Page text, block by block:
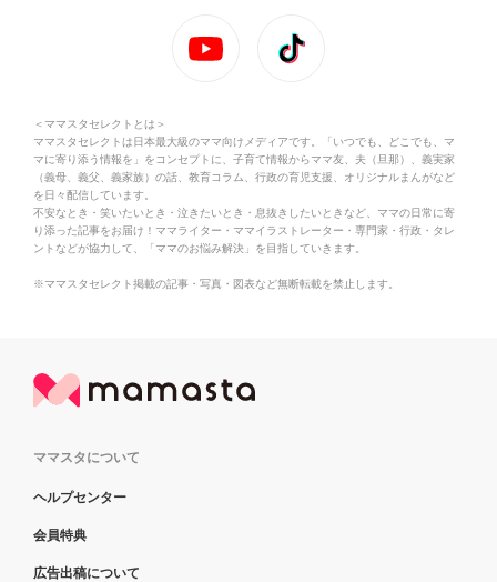
＜ママスタセレクトとは＞
ママスタセレクトは日本最大級のママ向けメディアです。「いつでも、どこでも、マ
マに寄り添う情報を」をコンセプトに、子育て情報からママ友、夫（旦那）、義実家
（義母、義父、義家族）の話、教育コラム、行政の育児支援、オリジナルまんがなど
を日々配信しています。
不安なとき・笑いたいとき・泣きたいとき・息抜きしたいときなど、ママの日常に寄
り添った記事をお届け！ママライター・ママイラストレーター・専門家・行政・タレ
ントなどが協力して、「ママのお悩み解決」を目指していきます。
※ママスタセレクト掲載の記事・写真・図表など無断転載を禁止します。
ママスタについて
ヘルプセンター
会員特典
広告出稿について